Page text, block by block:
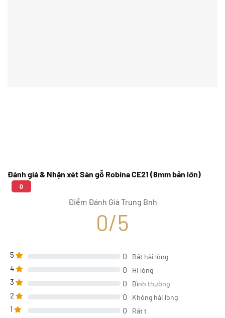
Đánh giá & Nhận xét Sàn gỗ Robina CE21 (8mm bản lớn)
0
Điểm Đánh Giá Trung Bnh
0/5
5 0 Rất hài lòng
4 0 Hi lòng
3 0 Bình thường
2 0 Không hài lòng
1 0 Rất t